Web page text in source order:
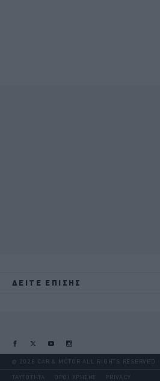
ΔΕΙΤΕ ΕΠΙΣΗΣ
@ 2026 CAR & MOTOR ALL RIGHTS RESERVED
ΤΑΥΤΟΤΗΤΑ ΟΡΟΙ ΧΡΗΣΗΣ PRIVACY